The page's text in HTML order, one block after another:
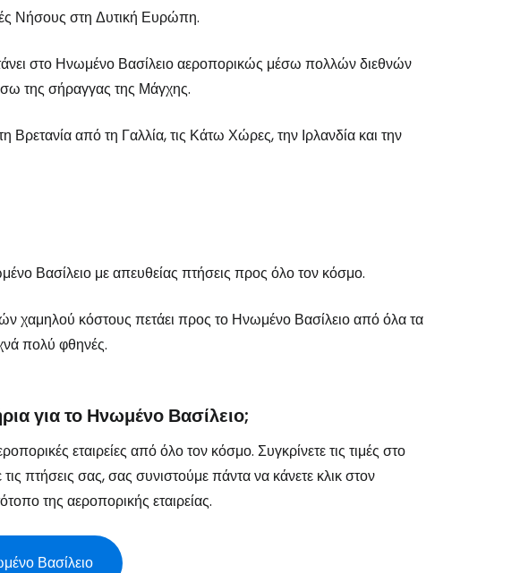
Νήσους στη Δυτική Ευρώπη.
στο Ηνωμένο Βασίλειο αεροπορικώς μέσω πολλών διεθνών
της σήραγγας της Μάγχης.
Βρετανία από τη Γαλλία, τις Κάτω Χώρες, την Ιρλανδία και την
Βασίλειο με απευθείας πτήσεις προς όλο τον κόσμο.
χαμηλού κόστους πετάει προς το Ηνωμένο Βασίλειο από όλα τα
πολύ φθηνές.
για το Ηνωμένο Βασίλειο;
εταιρείες από όλο τον κόσμο. Συγκρίνετε τις τιμές στο
πτήσεις σας, σας συνιστούμε πάντα να κάνετε κλικ στον
της αεροπορικής εταιρείας.
Βασίλειο